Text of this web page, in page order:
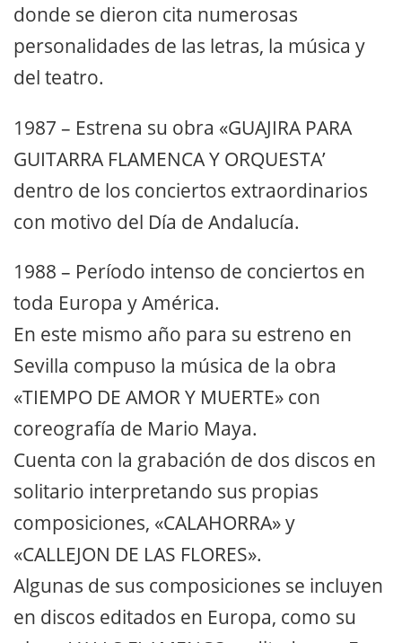
donde se dieron cita numerosas
personalidades de las letras, la música y
del teatro.
1987 – Estrena su obra «GUAJIRA PARA
GUITARRA FLAMENCA Y ORQUESTA’
dentro de los conciertos extraordinarios
con motivo del Día de Andalucía.
1988 – Período intenso de conciertos en
toda Europa y América.
En este mismo año para su estreno en
Sevilla compuso la música de la obra
«TIEMPO DE AMOR Y MUERTE» con
coreografía de Mario Maya.
Cuenta con la grabación de dos discos en
solitario interpretando sus propias
composiciones, «CALAHORRA» y
«CALLEJON DE LAS FLORES».
Algunas de sus composiciones se incluyen
en discos editados en Europa, como su